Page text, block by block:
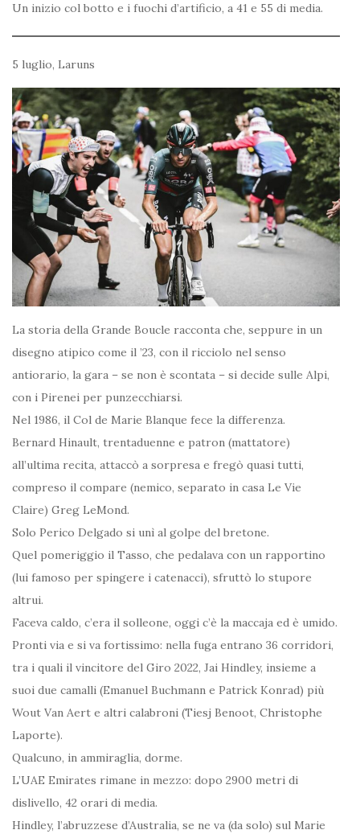
Un inizio col botto e i fuochi d’artificio, a 41 e 55 di media.
5 luglio, Laruns
La storia della Grande Boucle racconta che, seppure in un
disegno atipico come il ’23, con il ricciolo nel senso
antiorario, la gara – se non è scontata – si decide sulle Alpi,
con i Pirenei per punzecchiarsi.
Nel 1986, il Col de Marie Blanque fece la differenza.
Bernard Hinault, trentaduenne e patron (mattatore)
all’ultima recita, attaccò a sorpresa e fregò quasi tutti,
compreso il compare (nemico, separato in casa Le Vie
Claire) Greg LeMond.
Solo Perico Delgado si unì al golpe del bretone.
Quel pomeriggio il Tasso, che pedalava con un rapportino
(lui famoso per spingere i catenacci), sfruttò lo stupore
altrui.
Faceva caldo, c’era il solleone, oggi c’è la maccaja ed è umido.
Pronti via e si va fortissimo: nella fuga entrano 36 corridori,
tra i quali il vincitore del Giro 2022, Jai Hindley, insieme a
suoi due camalli (Emanuel Buchmann e Patrick Konrad) più
Wout Van Aert e altri calabroni (Tiesj Benoot, Christophe
Laporte).
Qualcuno, in ammiraglia, dorme.
L’UAE Emirates rimane in mezzo: dopo 2900 metri di
dislivello, 42 orari di media.
Hindley, l’abruzzese d’Australia, se ne va (da solo) sul Marie